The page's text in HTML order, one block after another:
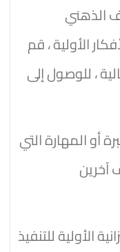
الذهني
الأولية ، قم
، للوصول إلى
أو المهارة التي
آخرين
الأولية للتنفيذ